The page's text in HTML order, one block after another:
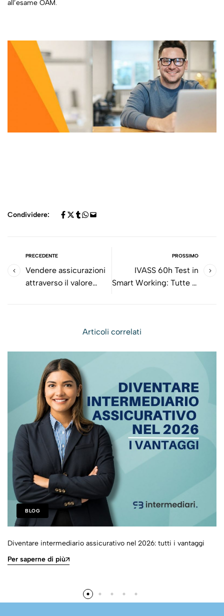
all’esame OAM.
Condividere:
PRECEDENTE
Vendere assicurazioni
attraverso il valore
PROSSIMO
IVASS 60h Test in
Smart Working: Tutte le
Articoli correlati
BLOG
Diventare intermediario assicurativo nel 2026: tutti i vantaggi
Per saperne di più